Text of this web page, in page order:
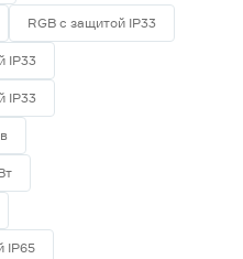
RGB с защитой IP33
IP33
IP33
IP65